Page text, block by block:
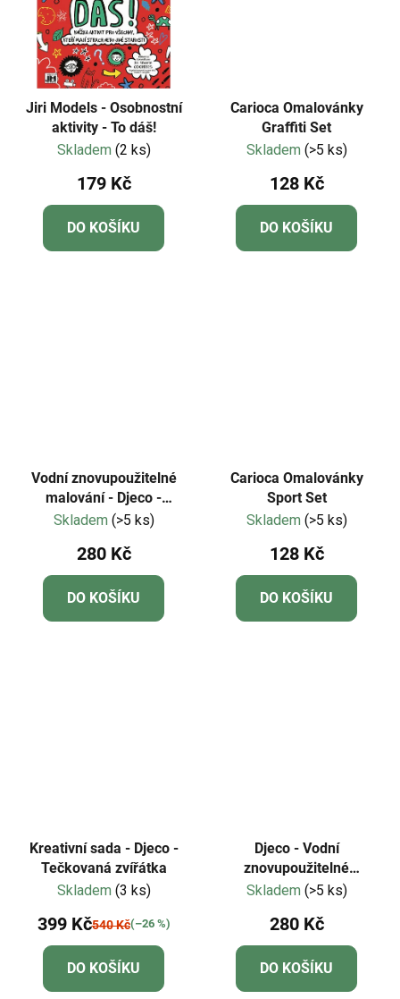
Jiri Models - Osobnostní
aktivity - To dáš!
Skladem (2 ks)
179 Kč
DO KOŠÍKU
Carioca Omalovánky
Graffiti Set
Skladem (>5 ks)
128 Kč
DO KOŠÍKU
Vodní znovupoužitelné
malování - Djeco -
Zahradní zvířátka
Skladem (>5 ks)
280 Kč
DO KOŠÍKU
Carioca Omalovánky
Sport Set
Skladem (>5 ks)
128 Kč
DO KOŠÍKU
Kreativní sada - Djeco -
Tečkovaná zvířátka
Skladem (3 ks)
399 Kč540 Kč(–26 %)
DO KOŠÍKU
Djeco - Vodní
znovupoužitelné
malování - Medvídci
Skladem (>5 ks)
280 Kč
DO KOŠÍKU